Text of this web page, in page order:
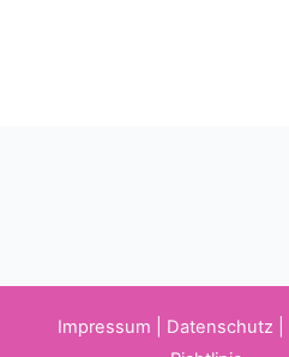
Impressum Datenschutz